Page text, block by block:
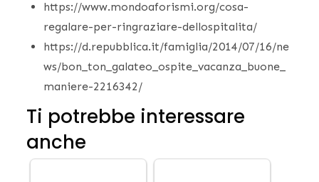
https://www.mondoaforismi.org/cosa-
regalare-per-ringraziare-dellospitalita/
https://d.repubblica.it/famiglia/2014/07/16/ne
ws/bon_ton_galateo_ospite_vacanza_buone_
maniere-2216342/
Ti potrebbe interessare
anche